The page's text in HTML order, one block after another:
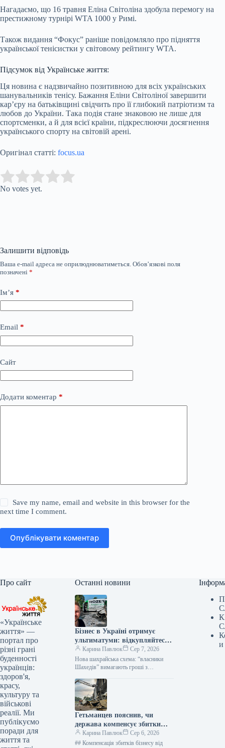
Нагадаємо, що 16 травня Еліна Світоліна здобула перемогу на
престижному турнірі WTA 1000 у Римі.
Також видання “Фокус” раніше повідомляло про підняття
української тенісистки у світовому рейтингу WTA.
Підсумок від Українське життя:
Ця новина є надзвичайно позитивною для всіх українських
шанувальників тенісу. Бажання Еліни Світоліної завершити
кар’єру на батьківщині свідчить про її глибокий патріотизм та
любов до України. Така подія стане знаковою не лише для
спортсменки, а й для всієї країни, підкреслюючи досягнення
українського спорту на світовій арені.
Оригінал статті: focus.ua
Rate this item:
No votes yet.
Залишити відповідь
Ваша e-mail адреса не оприлюднюватиметься. Обов’язкові поля
позначені *
Ім’я *
Email *
Сайт
Додати коментар *
Save my name, email and website in this browser for the
next time I comment.
Опублікувати коментар
Про сайт
«Українське
життя» —
портал про
різні грані
буденності
українців:
здоров'я,
красу,
культуру та
військові
реалії. Ми
публікуємо
поради для
життя та
Останні новини
Бізнес в Україні отримує
ультиматуми: відкупляйтеся
від атак або втратите все
Карина Павлюк
Сер 7, 2026
Нова шахрайська схема: “власники
Шахедів” вимагають гроші з
підприємці стали об’єктами нової
схеми вимагання. Анонімні звернення,
що…
Гетьманцев пояснив, чи
держава компенсує збитки
бізнесам від ударів РФ
Карина Павлюк
Сер 6, 2026
## Компенсація збитків бізнесу від
и